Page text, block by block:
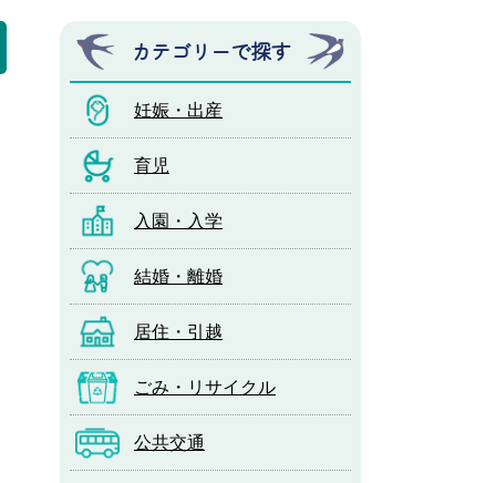
カテゴリーで探す
妊娠・出産
育児
入園・入学
結婚・離婚
居住・引越
ごみ・リサイクル
公共交通